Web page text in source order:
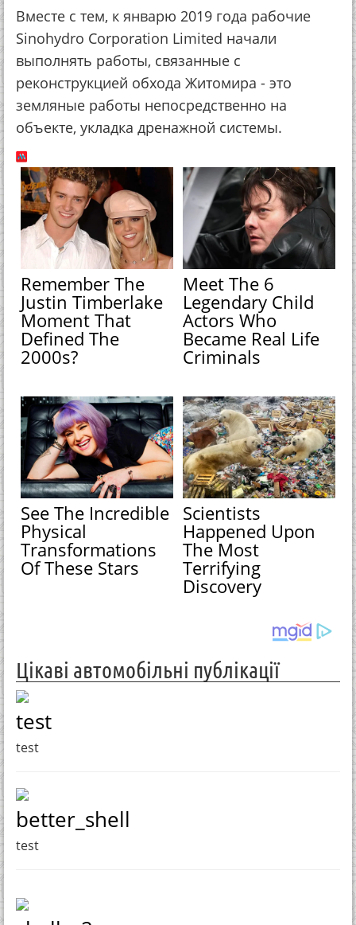
Вместе с тем, к январю 2019 года рабочие
Sinohydro Corporation Limited начали
выполнять работы, связанные с
реконструкцией обхода Житомира - это
земляные работы непосредственно на
объекте, укладка дренажной системы.
Remember The
Justin Timberlake
Moment That
Defined The
2000s?
Meet The 6
Legendary Child
Actors Who
Became Real Life
Criminals
See The Incredible
Physical
Transformations
Of These Stars
Scientists
Happened Upon
The Most
Terrifying
Discovery
Цікаві автомобільні публікації
test
test
better_shell
test